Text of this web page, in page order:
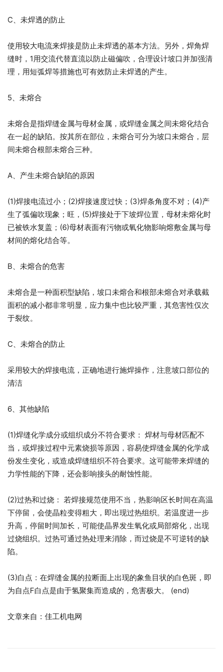
C、未焊透的防止
使用较大电流来焊接是防止未焊透的基本方法。另外，焊角焊
缝时，1用交流代替直流以防止磁偏吹，合理设计坡口并加强清
理，用短弧焊等措施也可有效防止未焊透的产生。
5、未熔合
未熔合是指焊缝金属与母材金属，或焊缝金属之间未熔化结合
在一起的缺陷。按其所在部位，未熔合可分为坡口未熔合，层
间未熔合根部未熔合三种。
A、产生未熔合缺陷的原因
(1)焊接电流过小；(2)焊接速度过快；(3)焊条角度不对；(4)产
生了弧偏吹现象；旺，(5)焊接处于下坡焊位置，母材未熔化时
已被铁水复盖；(6)母材表面有污物或氧化物影响熔敷金属与母
材间的熔化结合等。
B、未熔合的危害
未熔合是一种面积型缺陷，坡口未熔合和根部未熔合对承载截
面积的减小都非常明显，应力集中也比较严重，其危害性仅次
于裂纹。
C、未熔合的防止
采用较大的焊接电流，正确地进行施焊操作，注意坡口部位的
清洁
6、其他缺陷
(1)焊缝化学成分或组织成分不符合要求： 焊材与母材匹配不
当，或焊接过程中元素烧损等原因，容易使焊缝金属的化学成
份发生变化，或造成焊缝组织不符合要求。这可能带来焊缝的
力学性能的下降，还会影响接头的耐蚀性能。
(2)过热和过烧： 若焊接规范使用不当，热影响区长时间在高温
下停留，会使晶粒变得粗大，即出现过热组织。若温度进一步
升高，停留时间加长，可能使晶界发生氧化或局部熔化，出现
过烧组织。过热可通过热处理来消除，而过烧是不可逆转的缺
陷。
(3)白点：在焊缝金属的拉断面上出现的象鱼目状的白色斑，即
为自点F白点是由于氢聚集而造成的，危害极大。 (end)
文章来自：佳工机电网